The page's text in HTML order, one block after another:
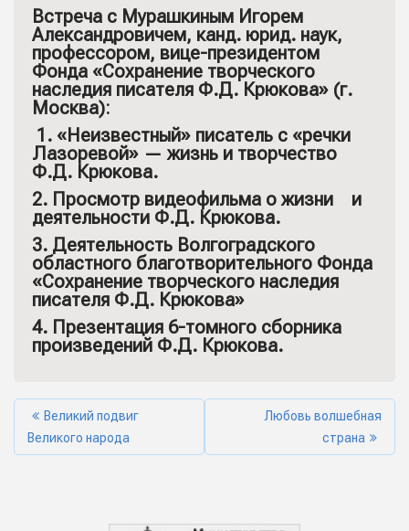
Встреча с Мурашкиным Игорем
Александровичем, канд. юрид. наук,
профессором, вице-президентом
Фонда «Сохранение творческого
наследия писателя Ф.Д. Крюкова» (г.
Москва):
1. «Неизвестный» писатель с «речки
Лазоревой» — жизнь и творчество
Ф.Д. Крюкова.
2. Просмотр видеофильма о жизни и
деятельности Ф.Д. Крюкова.
3. Деятельность Волгоградского
областного благотворительного Фонда
«Сохранение творческого наследия
писателя Ф.Д. Крюкова»
4. Презентация 6-томного сборника
произведений Ф.Д. Крюкова.
Великий подвиг
Великого народа
Любовь волшебная
страна